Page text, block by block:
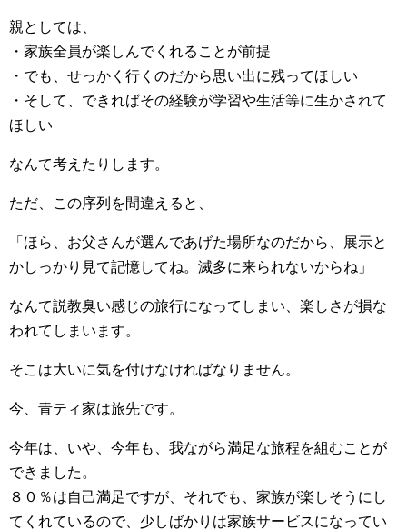
親としては、
・家族全員が楽しんでくれることが前提
・でも、せっかく行くのだから思い出に残ってほしい
・そして、できればその経験が学習や生活等に生かされて
ほしい
なんて考えたりします。
ただ、この序列を間違えると、
「ほら、お父さんが選んであげた場所なのだから、展示と
かしっかり見て記憶してね。滅多に来られないからね」
なんて説教臭い感じの旅行になってしまい、楽しさが損な
われてしまいます。
そこは大いに気を付けなければなりません。
今、青ティ家は旅先です。
今年は、いや、今年も、我ながら満足な旅程を組むことが
できました。
８０％は自己満足ですが、それでも、家族が楽しそうにし
てくれているので、少しばかりは家族サービスになってい